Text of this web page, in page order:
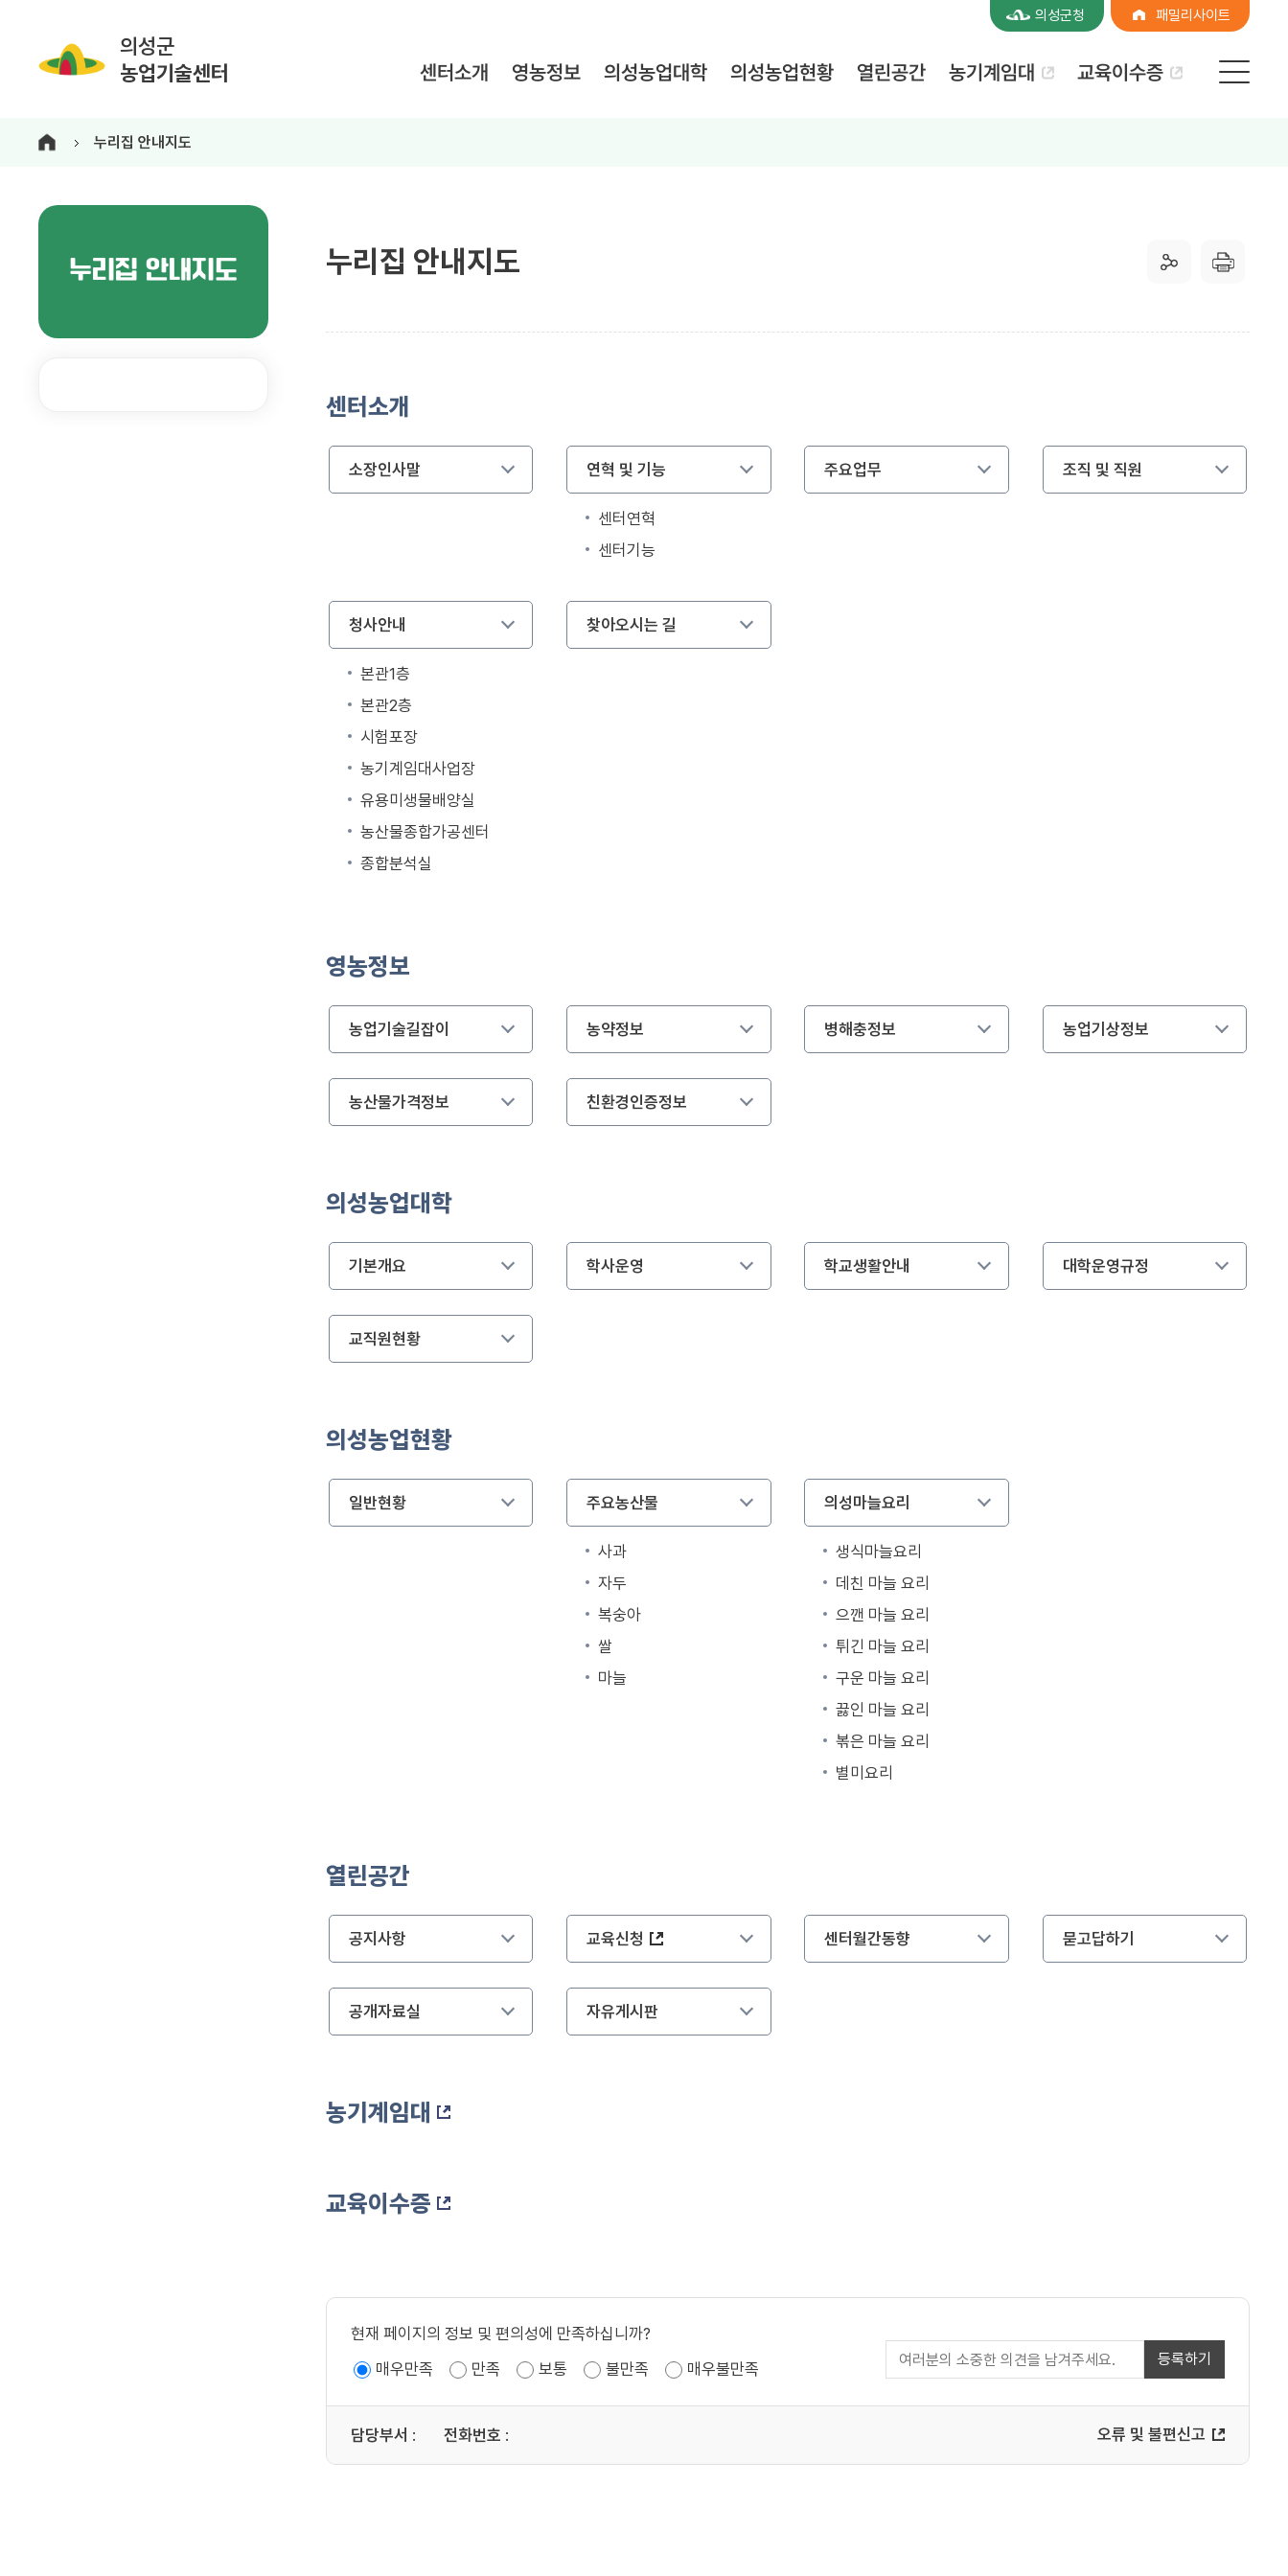
의성군
농업기술센터
의성군청 패밀리사이트
센터소개 영농정보 의성농업대학 의성농업현황 열린공간 농기계임대 교육이수증
누리집 안내지도
누리집 안내지도 누리집 안내지도
센터소개
소장인사말 연혁 및 기능
센터연혁
센터기능
주요업무 조직 및 직원
청사안내
본관1층
본관2층
시험포장
농기계임대사업장
유용미생물배양실
농산물종합가공센터
종합분석실
찾아오시는 길
영농정보
농업기술길잡이 농약정보 병해충정보 농업기상정보
농산물가격정보 친환경인증정보
의성농업대학
기본개요 학사운영 학교생활안내 대학운영규정
교직원현황
의성농업현황
일반현황 주요농산물
사과
자두
복숭아
쌀
마늘
의성마늘요리
생식마늘요리
데친 마늘 요리
으깬 마늘 요리
튀긴 마늘 요리
구운 마늘 요리
끓인 마늘 요리
볶은 마늘 요리
별미요리
열린공간
공지사항 교육신청 센터월간동향 묻고답하기
공개자료실 자유게시판
농기계임대
교육이수증
현재 페이지의 정보 및 편의성에 만족하십니까?
매우만족
만족 보통 불만족 매우불만족
등록하기
담당부서 : 전화번호 : 오류 및 불편신고